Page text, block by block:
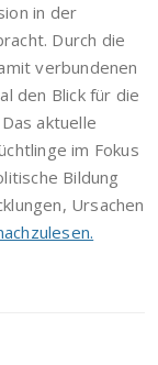
in der
Durch die
verbundenen
den Blick für die
aktuelle
im Fokus
Bildung
Ursachen